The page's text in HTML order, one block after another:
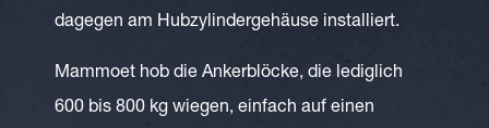
dagegen am Hubzylindergehäuse installiert.
Mammoet hob die Ankerblöcke, die lediglich
600 bis 800 kg wiegen, einfach auf einen